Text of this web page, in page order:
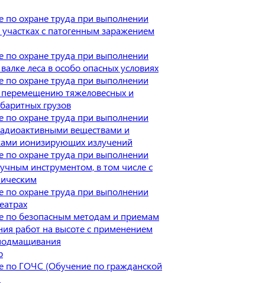
по охране труда при выполнении
участках с патогенным заражением
по охране труда при выполнении
леса в особо опасных условиях
по охране труда при выполнении
тяжеловесных и
грузов
по охране труда при выполнении
веществами и
ионизирующих излучений
по охране труда при выполнении
инструментом, в том числе с
по охране труда при выполнении
по безопасным методам и приемам
работ на высоте с применением
по ГОЧС (Обучение по гражданской